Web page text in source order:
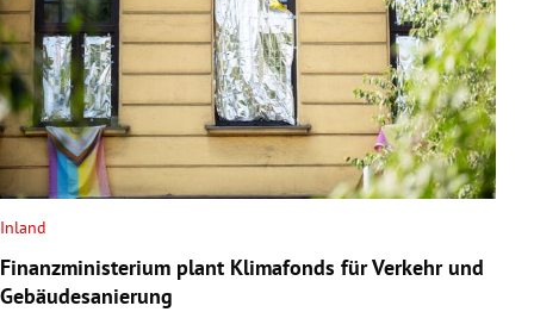
Inland
Finanzministerium plant Klimafonds für Verkehr und
Gebäudesanierung